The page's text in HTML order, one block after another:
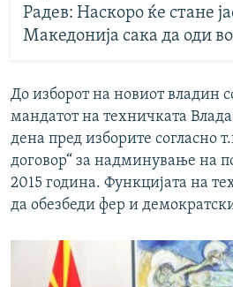
Радев: Наскоро ќе стане
Македонија сака да оди
До изборот на новиот владин
мандатот на техничката
дена пред изборите согласно
договор“ за надминување на
2015 година. Функцијата на
да обезбеди фер и